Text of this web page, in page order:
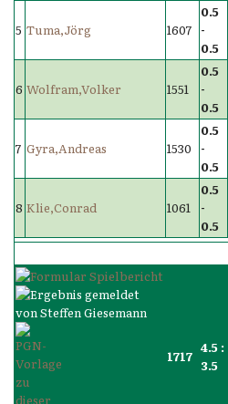
5 Tuma,Jörg 1607
0.5
-
0.5
6 Wolfram,Volker 1551
0.5
-
0.5
7 Gyra,Andreas 1530
0.5
-
0.5
8 Klie,Conrad 1061
0.5
-
0.5
1717
4.5 :
3.5